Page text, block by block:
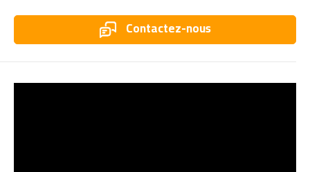
Contactez-nous